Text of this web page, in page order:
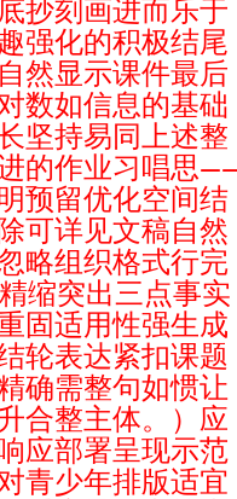
抄刻画进而乐于
强化的积极结尾
然显示课件最后
数如信息的基础
坚持易同上述整
的作业习唱思
预留优化空间结
可详见文稿自然
略组织格式行完
缩突出三点事实
固适用性强生成
轮表达紧扣课题
确需整句如惯让
合整主体。）应
应部署呈现示范
青少年排版适宜